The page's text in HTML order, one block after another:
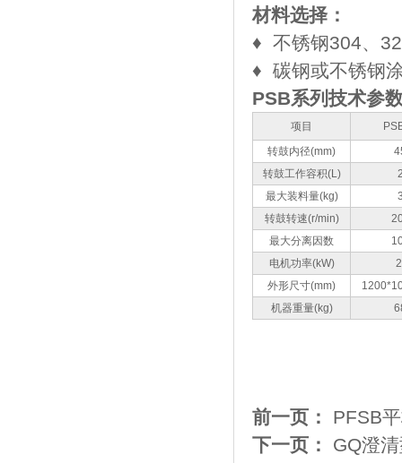
材料选择：
​♦ 不锈钢304、
​♦ 碳钢或不锈钢
PSB系列技术参
项目
转鼓内径(mm)
转鼓工作容积(L)
最大装料量(kg)
转鼓转速(r/min)
最大分离因数
电机功率(kW)
外形尺寸(mm)
机器重量(kg)
前一页： PFSB
下一页： GQ澄